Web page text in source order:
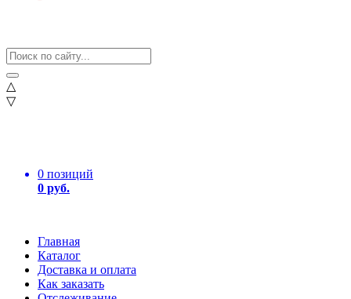
△
▽
0 позиций
0 руб.
Главная
Каталог
Доставка и оплата
Как заказать